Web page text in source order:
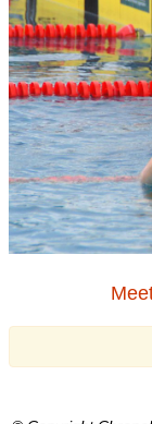
Photos▼
Evènements▼
Livre d'Or